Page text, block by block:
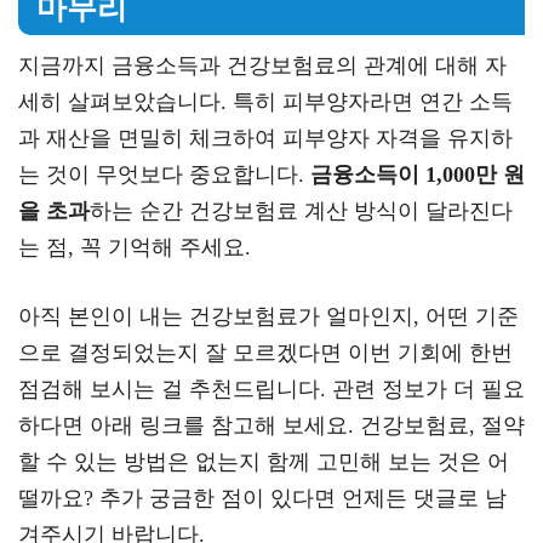
마무리
지금까지 금융소득과 건강보험료의 관계에 대해 자
세히 살펴보았습니다. 특히 피부양자라면 연간 소득
과 재산을 면밀히 체크하여 피부양자 자격을 유지하
는 것이 무엇보다 중요합니다. 금융소득이 1,000만 원
을 초과하는 순간 건강보험료 계산 방식이 달라진다
는 점, 꼭 기억해 주세요.
아직 본인이 내는 건강보험료가 얼마인지, 어떤 기준
으로 결정되었는지 잘 모르겠다면 이번 기회에 한번
점검해 보시는 걸 추천드립니다. 관련 정보가 더 필요
하다면 아래 링크를 참고해 보세요. 건강보험료, 절약
할 수 있는 방법은 없는지 함께 고민해 보는 것은 어
떨까요? 추가 궁금한 점이 있다면 언제든 댓글로 남
겨주시기 바랍니다.